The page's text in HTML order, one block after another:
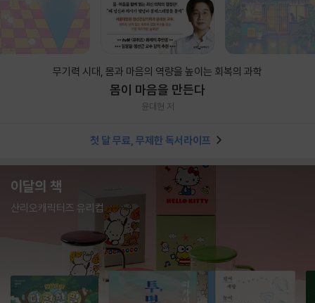
무기력 시대, 몸과 마음의 역량을 높이는 회복의 과학
몸이 마음을 만든다
윤대현 저
첫 달 무료, 무제한 독서라이프
이달의 책
산리오캐릭터즈 유리컵